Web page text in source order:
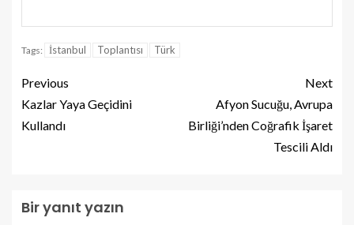
Tags: İstanbul Toplantısı Türk
Previous
Kazlar Yaya Geçidini
Kullandı
Next
Afyon Sucuğu, Avrupa
Birliği’nden Coğrafik İşaret
Tescili Aldı
Bir yanıt yazın